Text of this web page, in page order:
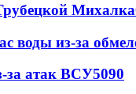
Михалка
воды из-за
за атак ВСУ5090